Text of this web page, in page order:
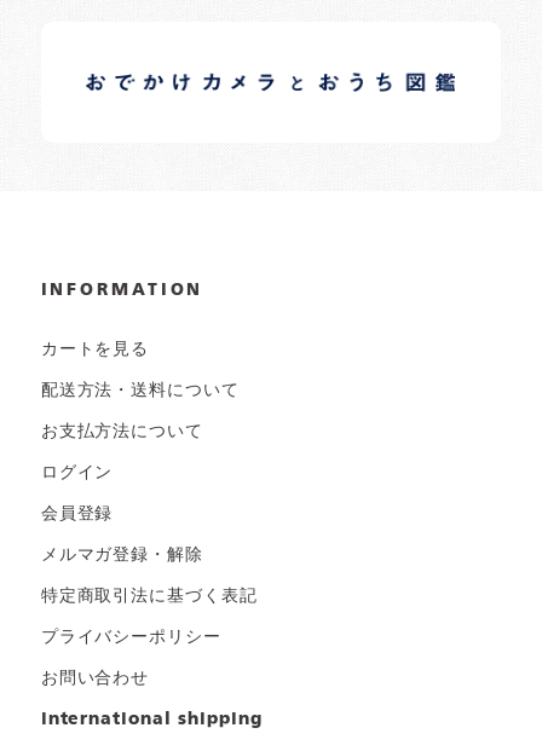
日常の様子など随時更新中です。
INFORMATION
カートを見る
配送方法・送料について
お支払方法について
ログイン
会員登録
メルマガ登録・解除
特定商取引法に基づく表記
プライバシーポリシー
お問い合わせ
international shipping